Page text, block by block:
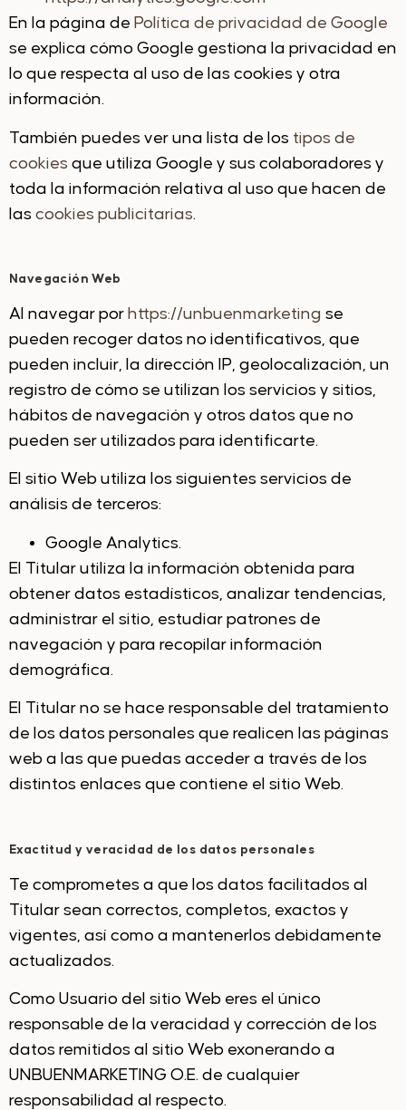
En la página de Política de privacidad de Google
se explica cómo Google gestiona la privacidad en
lo que respecta al uso de las cookies y otra
información.
También puedes ver una lista de los tipos de
cookies que utiliza Google y sus colaboradores y
toda la información relativa al uso que hacen de
las cookies publicitarias.
Navegación Web
Al navegar por https://unbuenmarketing se
pueden recoger datos no identificativos, que
pueden incluir, la dirección IP, geolocalización, un
registro de cómo se utilizan los servicios y sitios,
hábitos de navegación y otros datos que no
pueden ser utilizados para identificarte.
El sitio Web utiliza los siguientes servicios de
análisis de terceros:
Google Analytics.
El Titular utiliza la información obtenida para
obtener datos estadísticos, analizar tendencias,
administrar el sitio, estudiar patrones de
navegación y para recopilar información
demográfica.
El Titular no se hace responsable del tratamiento
de los datos personales que realicen las páginas
web a las que puedas acceder a través de los
distintos enlaces que contiene el sitio Web.
Exactitud y veracidad de los datos personales
Te comprometes a que los datos facilitados al
Titular sean correctos, completos, exactos y
vigentes, así como a mantenerlos debidamente
actualizados.
Como Usuario del sitio Web eres el único
responsable de la veracidad y corrección de los
datos remitidos al sitio Web exonerando a
UNBUENMARKETING O.E. de cualquier
responsabilidad al respecto.